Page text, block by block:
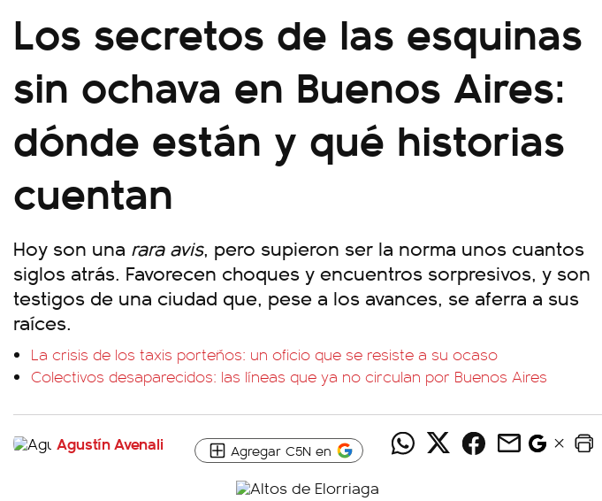
Los secretos de las esquinas
sin ochava en Buenos Aires:
dónde están y qué historias
cuentan
Hoy son una rara avis, pero supieron ser la norma unos cuantos
siglos atrás. Favorecen choques y encuentros sorpresivos, y son
testigos de una ciudad que, pese a los avances, se aferra a sus
raíces.
La crisis de los taxis porteños: un oficio que se resiste a su ocaso
Colectivos desaparecidos: las líneas que ya no circulan por Buenos Aires
Agustín Avenali Agregar C5N en